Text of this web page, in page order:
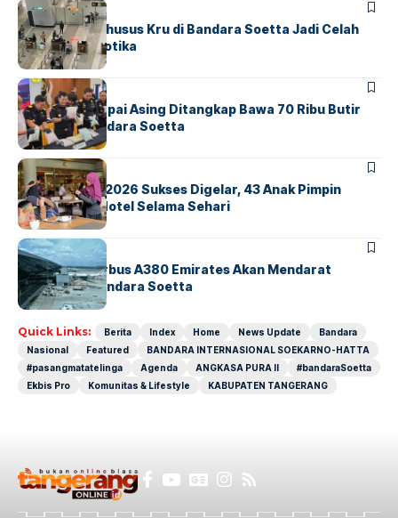
BANDARABERITA
Ketika Jalur Khusus Kru di Bandara Soetta Jadi Celah
Sindikat Narkotika
BANDARA BERITA
Kopilot Maskapai Asing Ditangkap Bawa 70 Ribu Butir
Ekstasi di Bandara Soetta
BERITAINDEX
GM For A Day 2026 Sukses Digelar, 43 Anak Pimpin
Operasional Hotel Selama Sehari
BANDARA BERITA
8 Agustus, Airbus A380 Emirates Akan Mendarat
Perdana di Bandara Soetta
Quick Links: Berita Index Home News Update
Bandara
Nasional
Featured
BANDARA INTERNASIONAL SOEKARNO-HATTA
#pasangmatatelinga
Agenda ANGKASA PURA II
#bandaraSoetta
Ekbis Pro
Komunitas & Lifestyle KABUPATEN TANGERANG